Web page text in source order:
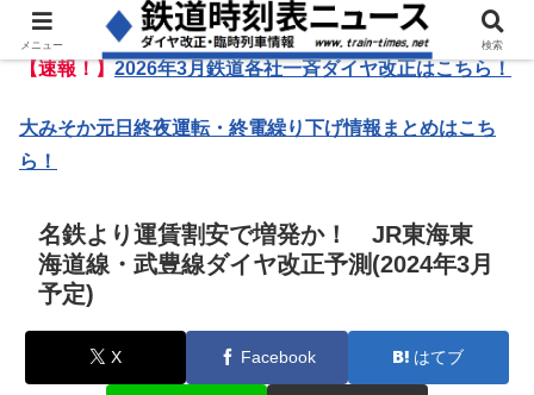
【速報！】2026年3月鉄道各社一斉ダイヤ改正はこちら！
大みそか元日終夜運転・終電繰り下げ情報まとめはこち
ら！
名鉄より運賃割安で増発か！ JR東海東
海道線・武豊線ダイヤ改正予測(2024年3月
予定)
X Facebook はてブ
メニュー 検索